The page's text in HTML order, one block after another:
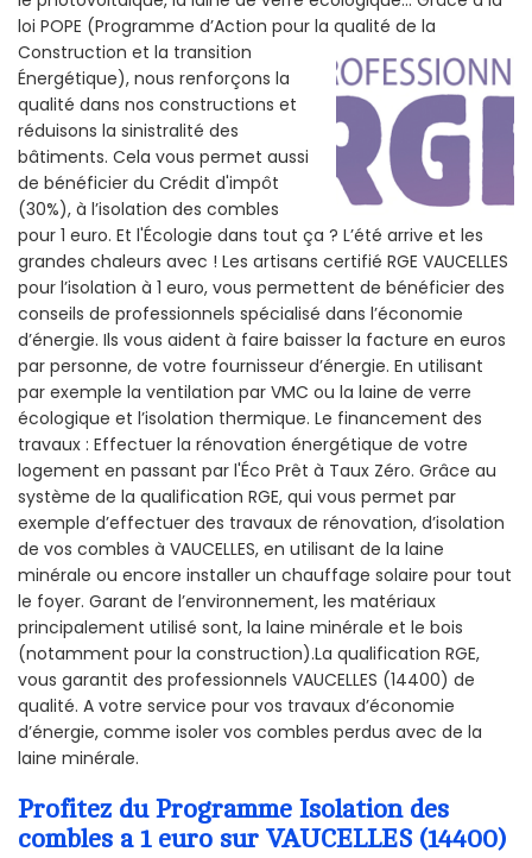
loi POPE (Programme d’Action pour la qualité de la
Construction et la transition
Énergétique), nous renforçons la
qualité dans nos constructions et
réduisons la sinistralité des
bâtiments. Cela vous permet aussi
de bénéficier du Crédit d'impôt
(30%), à l’isolation des combles
pour 1 euro. Et l'Écologie dans tout ça ? L’été arrive et les
grandes chaleurs avec ! Les artisans certifié RGE VAUCELLES
pour l’isolation à 1 euro, vous permettent de bénéficier des
conseils de professionnels spécialisé dans l’économie
d’énergie. Ils vous aident à faire baisser la facture en euros
par personne, de votre fournisseur d’énergie. En utilisant
par exemple la ventilation par VMC ou la laine de verre
écologique et l’isolation thermique. Le financement des
travaux : Effectuer la rénovation énergétique de votre
logement en passant par l'Éco Prêt à Taux Zéro. Grâce au
système de la qualification RGE, qui vous permet par
exemple d’effectuer des travaux de rénovation, d’isolation
de vos combles à VAUCELLES, en utilisant de la laine
minérale ou encore installer un chauffage solaire pour tout
le foyer. Garant de l’environnement, les matériaux
principalement utilisé sont, la laine minérale et le bois
(notamment pour la construction).La qualification RGE,
vous garantit des professionnels VAUCELLES (14400) de
qualité. A votre service pour vos travaux d’économie
d’énergie, comme isoler vos combles perdus avec de la
laine minérale.
Profitez du Programme Isolation des
combles a 1 euro sur VAUCELLES (14400)